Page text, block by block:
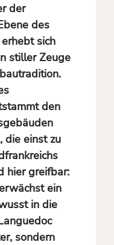
der
des
sich
stiller Zeuge
den
die einst zu
hier greifbar:
ein
in die
sondern